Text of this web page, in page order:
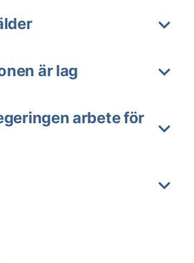
är lag
arbete för